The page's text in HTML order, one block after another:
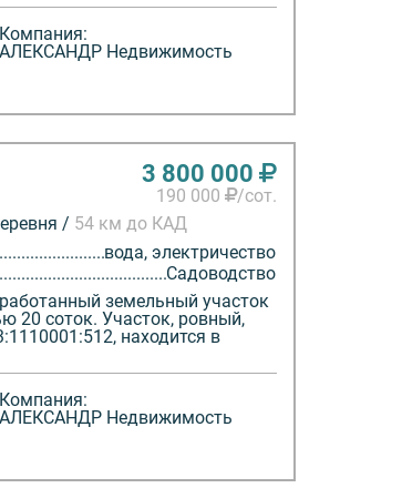
Компания:
АЛЕКСАНДР Недвижимость
3 800 000
190 000
/сот.
/ 54 км до КАД
вода, электричество
Садоводство
земельный участок
20 соток. Участок, ровный,
находится в
Компания:
АЛЕКСАНДР Недвижимость